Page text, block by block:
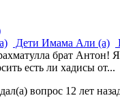
Дети Имама Али (а)
брат Антон!
есть ли хадисы от...
вопрос 12 лет